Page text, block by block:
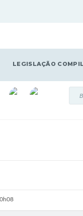
LEGISLAÇÃO